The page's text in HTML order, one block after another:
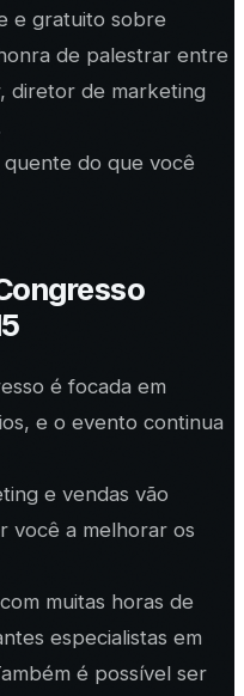
e gratuito sobre
de palestrar entre
diretor de marketing
quente do que você
é focada em
e o evento continua
e vendas vão
você a melhorar os
muitas horas de
especialistas em
é possível ser